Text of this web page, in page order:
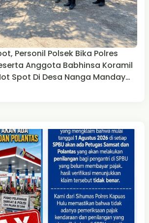
Personil Polsek Bika Polres
Anggota Babhinsa Koramil
Spot Di Desa Nanga Manday
Kabupaten Kapuas Hulu